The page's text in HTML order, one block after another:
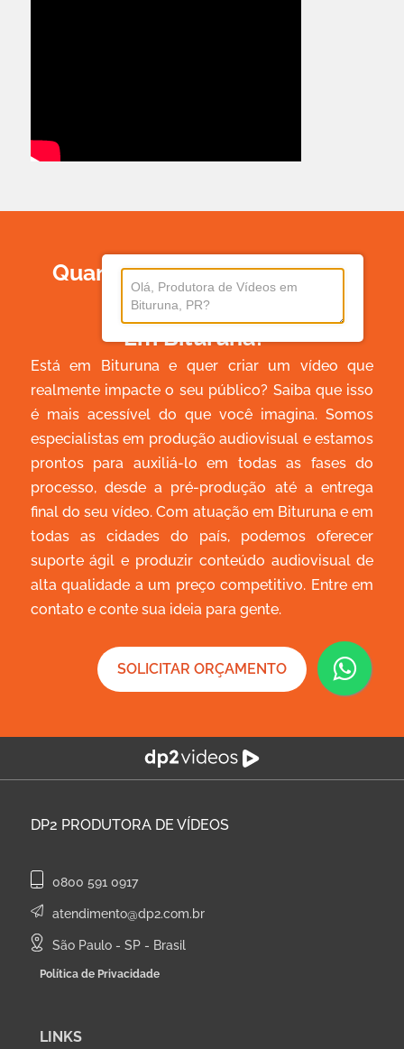
Quanto Custa Produzir Um
Vídeo
Em Bituruna?
Está em Bituruna e quer criar um vídeo que
realmente impacte o seu público? Saiba que isso
é mais acessível do que você imagina. Somos
especialistas em produção audiovisual e estamos
prontos para auxiliá-lo em todas as fases do
processo, desde a pré-produção até a entrega
final do seu vídeo. Com atuação em Bituruna e em
todas as cidades do país, podemos oferecer
suporte ágil e produzir conteúdo audiovisual de
alta qualidade a um preço competitivo. Entre em
contato e conte sua ideia para gente.
SOLICITAR ORÇAMENTO
DP2 PRODUTORA DE VÍDEOS
0800 591 0917
atendimento@dp2.com.br
São Paulo - SP - Brasil
Política de Privacidade
LINKS